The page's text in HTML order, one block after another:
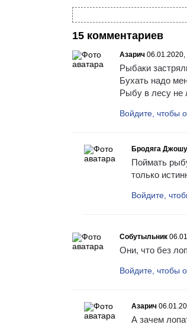
15 комментариев
Азарич 06.01.2020,
Рыбаки
Бухать надо
Рыбу в лесу не
Войдите, чтобы
Бродяга
Поймать
только
Войдите,
Собутыльник
Они, что без
Войдите, чтобы
Азарич
А зачем